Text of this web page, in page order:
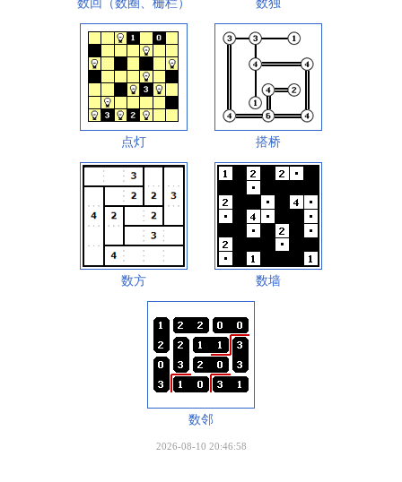
数回（数圈、栅栏） 数独
点灯 搭桥
数方 数墙
数邻
2026-08-10 20:46:58